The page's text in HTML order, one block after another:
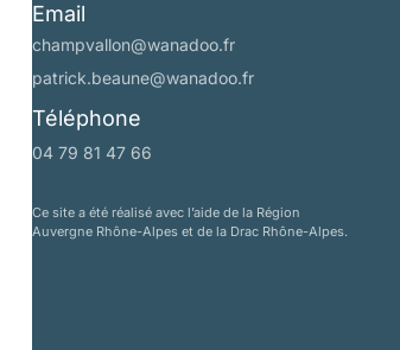
Email
champvallon@wanadoo.fr
patrick.beaune@wanadoo.fr
Téléphone
04 79 81 47 66
Ce site a été réalisé avec l’aide de la Région
Auvergne Rhône-Alpes et de la Drac Rhône-Alpes.